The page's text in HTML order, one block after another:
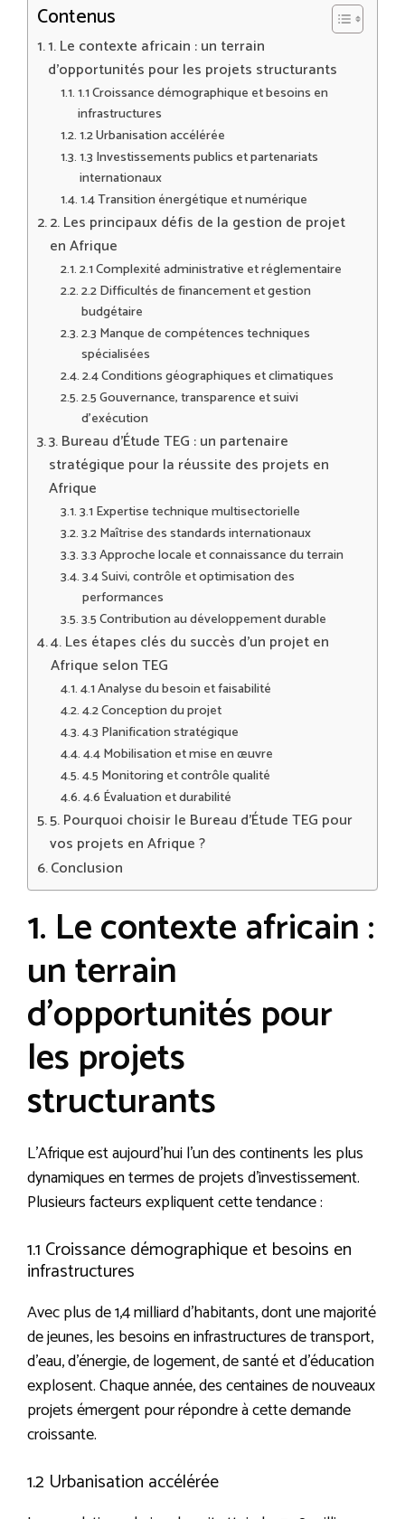
Contenus
1. Le contexte africain : un terrain
d’opportunités pour les projets structurants
1.1 Croissance démographique et besoins en
infrastructures
1.2 Urbanisation accélérée
1.3 Investissements publics et partenariats
internationaux
1.4 Transition énergétique et numérique
2. Les principaux défis de la gestion de projet
en Afrique
2.1 Complexité administrative et réglementaire
2.2 Difficultés de financement et gestion
budgétaire
2.3 Manque de compétences techniques
spécialisées
2.4 Conditions géographiques et climatiques
2.5 Gouvernance, transparence et suivi
d’exécution
3. Bureau d’Étude TEG : un partenaire
stratégique pour la réussite des projets en
Afrique
3.1 Expertise technique multisectorielle
3.2 Maîtrise des standards internationaux
3.3 Approche locale et connaissance du terrain
3.4 Suivi, contrôle et optimisation des
performances
3.5 Contribution au développement durable
4. Les étapes clés du succès d’un projet en
Afrique selon TEG
4.1 Analyse du besoin et faisabilité
4.2 Conception du projet
4.3 Planification stratégique
4.4 Mobilisation et mise en œuvre
4.5 Monitoring et contrôle qualité
4.6 Évaluation et durabilité
5. Pourquoi choisir le Bureau d’Étude TEG pour
vos projets en Afrique ?
Conclusion
1. Le contexte africain :
un terrain
d’opportunités pour
les projets
structurants
L’Afrique est aujourd’hui l’un des continents les plus
dynamiques en termes de projets d’investissement.
Plusieurs facteurs expliquent cette tendance :
1.1 Croissance démographique et besoins en
infrastructures
Avec plus de 1,4 milliard d’habitants, dont une majorité
de jeunes, les besoins en infrastructures de transport,
d’eau, d’énergie, de logement, de santé et d’éducation
explosent. Chaque année, des centaines de nouveaux
projets émergent pour répondre à cette demande
croissante.
1.2 Urbanisation accélérée